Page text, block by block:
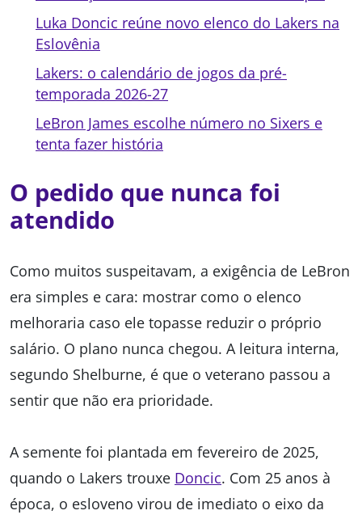
Luka Doncic reúne novo elenco do Lakers na
Eslovênia
Lakers: o calendário de jogos da pré-
temporada 2026-27
LeBron James escolhe número no Sixers e
tenta fazer história
O pedido que nunca foi
atendido
Como muitos suspeitavam, a exigência de LeBron
era simples e cara: mostrar como o elenco
melhoraria caso ele topasse reduzir o próprio
salário. O plano nunca chegou. A leitura interna,
segundo Shelburne, é que o veterano passou a
sentir que não era prioridade.
A semente foi plantada em fevereiro de 2025,
quando o Lakers trouxe Doncic. Com 25 anos à
época, o esloveno virou de imediato o eixo da